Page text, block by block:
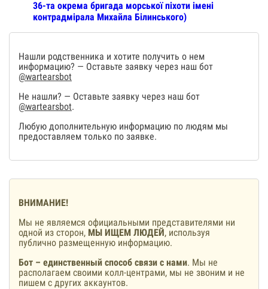
36-та окрема бригада морської піхоти імені
контрадмірала Михайла Білинського)
Нашли родственника и хотите получить о нем
информацию? — Оставьте заявку через наш бот
@wartearsbot
Не нашли? — Оставьте заявку через наш бот
@wartearsbot.
Любую дополнительную информацию по людям мы
предоставляем только по заявке.
ВНИМАНИЕ!
Мы не являемся официальными представителями ни
одной из сторон, МЫ ИЩЕМ ЛЮДЕЙ, используя
публично размещенную информацию.
Бот – единственный способ связи с нами. Мы не
располагаем своими колл-центрами, мы не звоним и не
пишем с других аккаунтов.